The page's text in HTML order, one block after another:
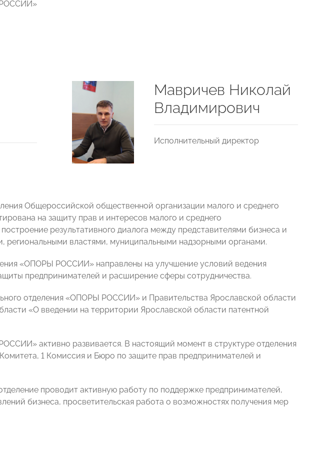
РОССИИ»
Мавричев Николай
Владимирович
Исполнительный директор
Общероссийской общественной организации малого и среднего
на защиту прав и интересов малого и среднего
результативного диалога между представителями бизнеса и
региональными властями, муниципальными надзорными органами.
«ОПОРЫ РОССИИ» направлены на улучшение условий ведения
предпринимателей и расширение сферы сотрудничества.
отделения «ОПОРЫ РОССИИ» и Правительства Ярославской области
«О введении на территории Ярославской области патентной
активно развивается. В настоящий момент в структуре отделения
1 Комиссия и Бюро по защите прав предпринимателей и
проводит активную работу по поддержке предпринимателей,
бизнеса, просветительская работа о возможностях получения мер